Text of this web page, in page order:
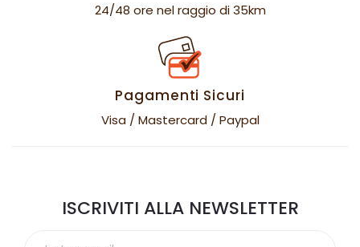
24/48 ore nel raggio di 35km
Pagamenti Sicuri
Visa / Mastercard / Paypal
ISCRIVITI ALLA NEWSLETTER